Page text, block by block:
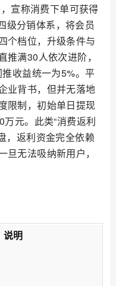
宣称消费下单可获得
级分销体系，将会员
个档位，升级条件与
推满30人依次进阶，
收益统一为5%。平
业背书，但并无落地
限制，初始单日提现
元。此类“消费返利
，返利资金完全依赖
无法吸纳新用户，
说明